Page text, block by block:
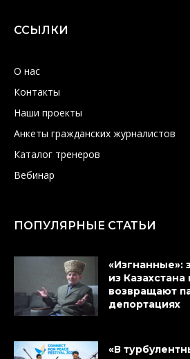
ССЫЛКИ
О нас
Контакты
Наши проекты
Анкеты гражданских журналистов
Каталог тренеров
Вебинар
ПОПУЛЯРНЫЕ СТАТЬИ
«Изгнанные»:
из
возвращают
депортациях
«В